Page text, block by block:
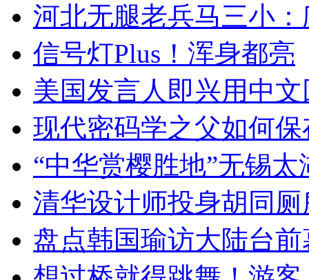
河北无腿老兵马三小
信号灯Plus！浑身都亮
美国发言人即兴用中
现代密码学之父如何
“中华赏樱胜地”无锡
清华设计师投身胡同
盘点韩国瑜访大陆台